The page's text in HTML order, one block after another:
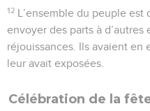
12 L’ensemble du peuple est
envoyer des parts à d’autres
réjouissances. Ils avaient en
leur avait exposées.
Célébration de la